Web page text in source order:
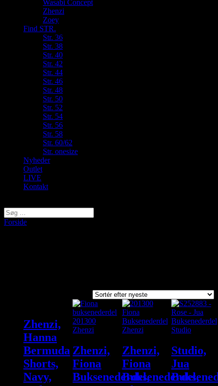
Wasabi Concept
Zhenzi
Zoey
Find STR.
Str. 36
Str. 38
Str. 40
Str. 42
Str. 44
Str. 46
Str. 48
Str. 50
Str. 52
Str. 54
Str. 56
Str. 58
Str. 60/62
Str. onesize
Nyheder
Outlet
LIVE
Kontakt
Forside
Zhenzi,
Hanna
Bermuda
Shorts,
Navy,
Zhenzi,
Fiona
Buksenederdel,
Zhenzi,
Fiona
Buksenederdel,
Studio,
Jua